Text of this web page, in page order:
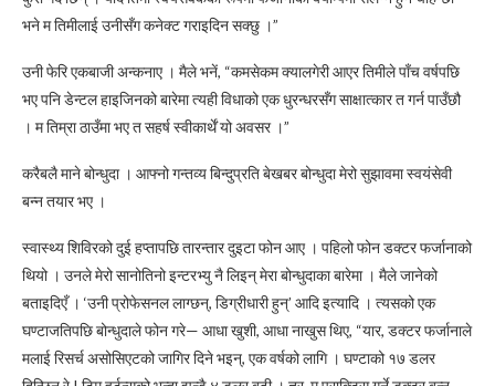
भने म तिमीलाई उनीसँग कनेक्ट गराइदिन सक्छु ।”
उनी फेरि एकबाजी अन्कनाए । मैले भनें, “कमसेकम क्यालगेरी आएर तिमीले पाँच वर्षपछि
भए पनि डेन्टल हाइजिनको बारेमा त्यही विधाको एक धुरन्धरसँग साक्षात्कार त गर्न पाउँछौ
। म तिम्रा ठाउँमा भए त सहर्ष स्वीकार्थें यो अवसर ।”
करैबलै माने बोन्धुदा । आफ्नो गन्तव्य बिन्दुप्रति बेखबर बोन्धुदा मेरो सुझावमा स्वयंसेवी
बन्न तयार भए ।
स्वास्थ्य शिविरको दुई हप्तापछि तारन्तार दुइटा फोन आए । पहिलो फोन डक्टर फर्जानाको
थियो । उनले मेरो सानोतिनो इन्टरभ्यु नै लिइन् मेरा बोन्धुदाका बारेमा । मैले जानेको
बताइदिएँ । ‘उनी प्रोफेसनल लाग्छन्, डिग्रीधारी हुन्’ आदि इत्यादि । त्यसको एक
घण्टाजतिपछि बोन्धुदाले फोन गरे— आधा खुशी, आधा नाखुस थिए, “यार, डक्टर फर्जानाले
मलाई रिसर्च असोसिएटको जागिर दिने भइन्, एक वर्षको लागि । घण्टाको १७ डलर